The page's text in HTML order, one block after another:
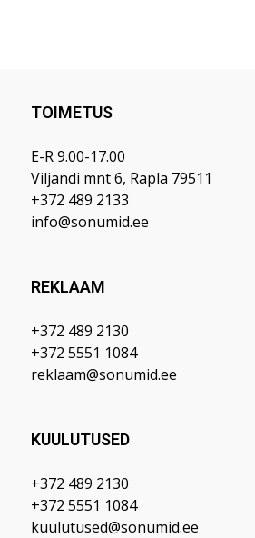
TOIMETUS
E-R 9.00-17.00
Viljandi mnt 6, Rapla 79511
+372 489 2133
info@sonumid.ee
REKLAAM
+372 489 2130
+372 5551 1084
reklaam@sonumid.ee
KUULUTUSED
+372 489 2130
+372 5551 1084
kuulutused@sonumid.ee